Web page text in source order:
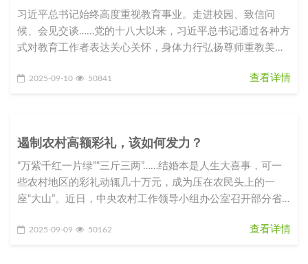
习近平总书记始终高度重视教育事业。走进校园、致信问
候、会见交谈……党的十八大以来，习近平总书记通过各种方
式对教育工作者表达关心关怀，身体力行弘扬尊师重教美
2025-09-10 50841 查看详情
遏制农村高额彩礼，该如何发力？
“万紫千红一片绿”“三斤三两”……结婚本是人生大喜事，可一
些农村地区的彩礼动辄几十万元，成为压在农民头上的一
座“大山”。近日，中央农村工作领导小组办公室召开部分省
2025-09-09 50162 查看详情